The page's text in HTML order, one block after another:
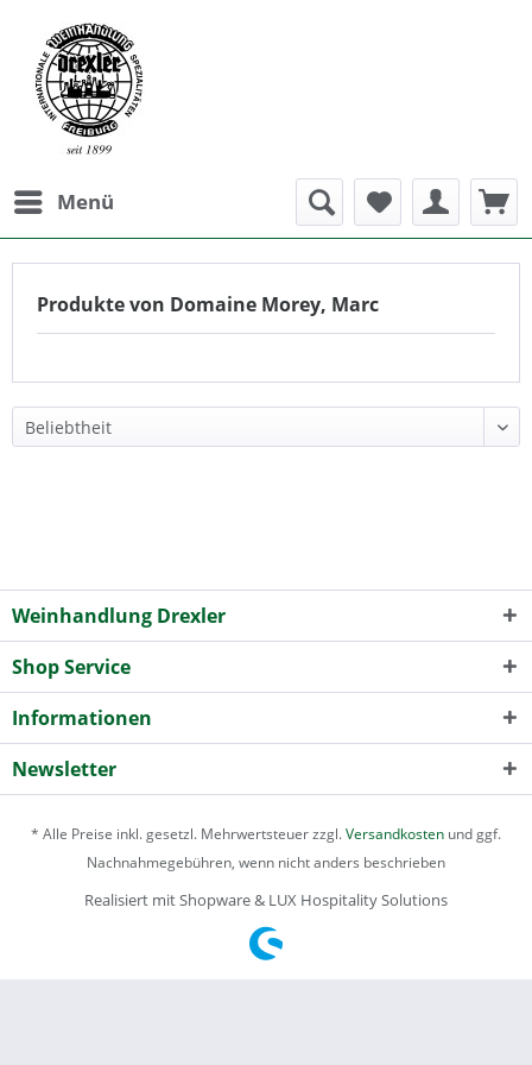
Menü
Produkte von Domaine Morey, Marc
Weinhandlung Drexler
Shop Service
Informationen
Newsletter
* Alle Preise inkl. gesetzl. Mehrwertsteuer zzgl.Versandkosten und ggf.
Nachnahmegebühren, wenn nicht anders beschrieben
Realisiert mit Shopware & LUX Hospitality Solutions